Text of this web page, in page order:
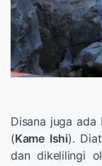
Disana juga
(Kame Ishi).
dan dikelilingi